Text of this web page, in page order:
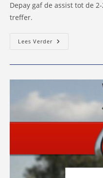
Depay gaf de assist tot de
treffer.
Lees VerderSleutelrol
Winst
Australië